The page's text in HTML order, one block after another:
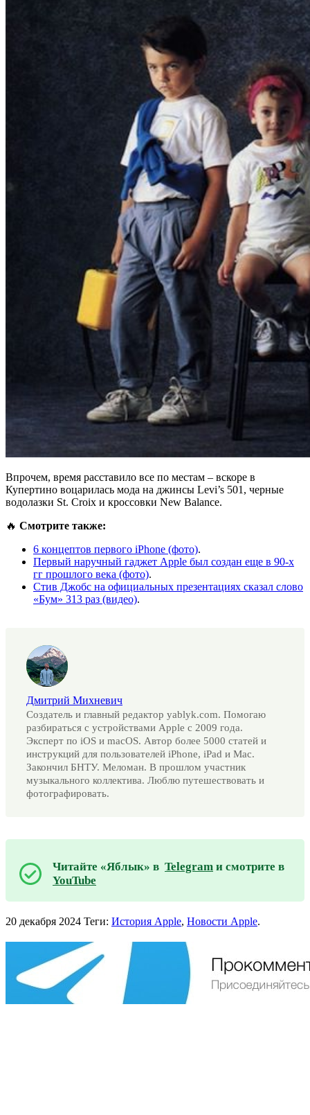
Впрочем, время расставило все по местам – вскоре в
Купертино воцарилась мода на джинсы Levi’s 501, черные
водолазки St. Croix и кроссовки New Balance.
🔥 Смотрите также:
6 концептов первого iPhone (фото).
Первый наручный гаджет Apple был создан еще в 90-х
гг прошлого века (фото).
Стив Джобс на официальных презентациях сказал слово
«Бум» 313 раз (видео).
Дмитрий Михневич
Создатель и главный редактор yablyk.com. Помогаю
разбираться с устройствами Apple с 2009 года.
Эксперт по iOS и macOS. Автор более 5000 статей и
инструкций для пользователей iPhone, iPad и Mac.
Закончил БНТУ. Меломан. В прошлом участник
музыкального коллектива. Люблю путешествовать и
фотографировать.
Читайте «Яблык» в Telegram и смотрите в
YouTube
20 декабря 2024 Теги: История Apple, Новости Apple.